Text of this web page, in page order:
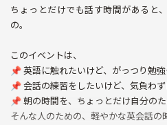
ちょっとだけでも話す時間があると
の。
このイベントは、
📌 英語に触れたいけど、がっつり勉
📌 会話の練習をしたいけど、気負わ
📌 朝の時間を、ちょっとだけ自分の
そんな人のための、軽やかな英会話の